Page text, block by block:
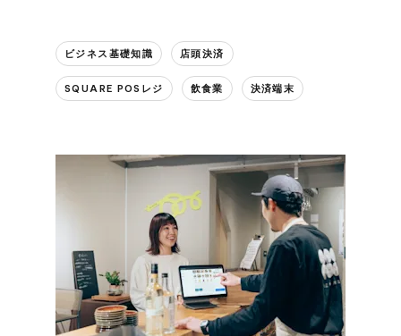
ビジネス基礎知識 店頭決済
SQUARE POSレジ 飲食業 決済端末